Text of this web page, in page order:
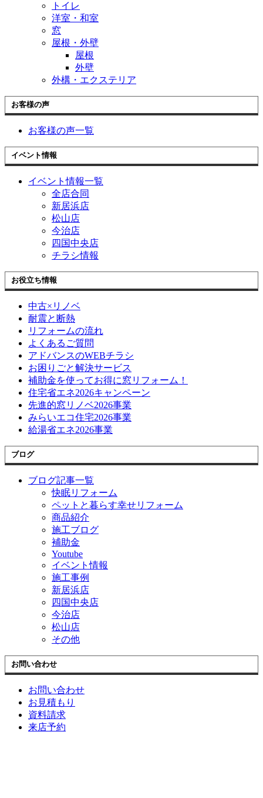
トイレ
洋室・和室
窓
屋根・外壁
屋根
外壁
外構・エクステリア
お客様の声
お客様の声一覧
イベント情報
イベント情報一覧
全店合同
新居浜店
松山店
今治店
四国中央店
チラシ情報
お役立ち情報
中古×リノベ
耐震と断熱
リフォームの流れ
よくあるご質問
アドバンスのWEBチラシ
お困りごと解決サービス
補助金を使ってお得に窓リフォーム！
住宅省エネ2026キャンペーン
先進的窓リノベ2026事業
みらいエコ住宅2026事業
給湯省エネ2026事業
ブログ
ブログ記事一覧
快眠リフォーム
ペットと暮らす幸せリフォーム
商品紹介
施工ブログ
補助金
Youtube
イベント情報
施工事例
新居浜店
四国中央店
今治店
松山店
その他
お問い合わせ
お問い合わせ
お見積もり
資料請求
来店予約